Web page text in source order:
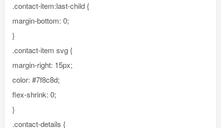
.contact-item:last-child {
margin-bottom: 0;
}
.contact-item svg {
margin-right: 15px;
color: #7f8c8d;
flex-shrink: 0;
}
.contact-details {